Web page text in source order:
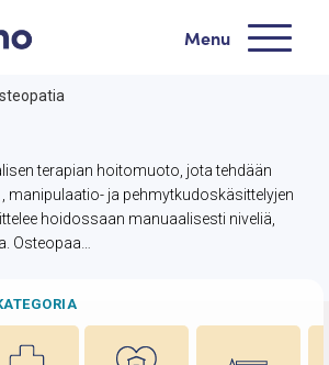
Menu
terapian hoitomuoto, jota tehdään
manipulaatio- ja pehmytkudoskäsittelyjen
hoidossaan manuaalisesti niveliä,
Osteopaa…